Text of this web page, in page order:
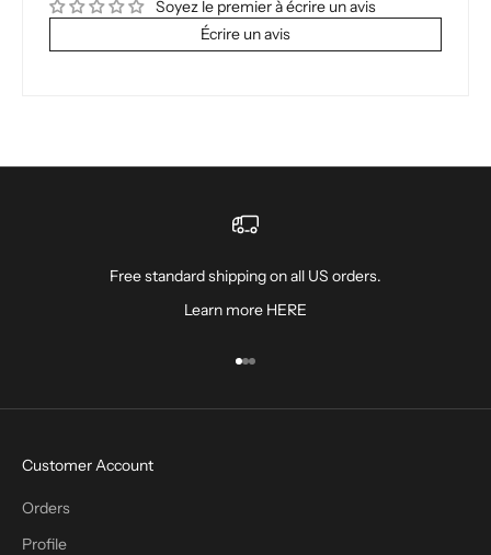
Soyez le premier à écrire un avis
Écrire un avis
Free standard shipping on all US orders.
Learn more HERE
Aller à l'élément 1
Aller à l'élément 2
Aller à l'élément 3
Customer Account
Orders
Profile